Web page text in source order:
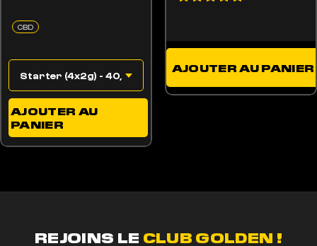
AJOUTER AU
PANIER
CBD
AJOUTER AU PANIER
REJOINS LE CLUB GOLDEN !